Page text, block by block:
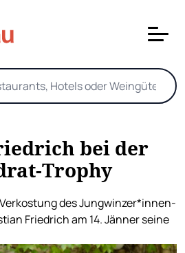
bei der
Trophy
des Jungwinzer*innen-
Friedrich am 14. Jänner seine